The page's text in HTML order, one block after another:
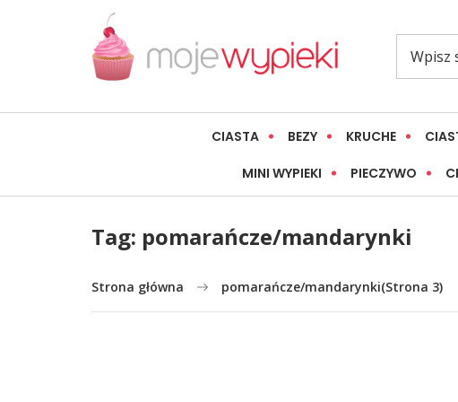
CIASTA BEZY KRUCHE
MINI WYPIEKI PIECZYWO
Tag: pomarańcze/mandarynki
Strona główna pomarańcze/mandarynki(Strona 3)